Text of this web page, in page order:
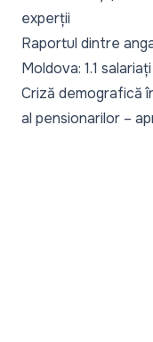
experții
Raportul dintre
Moldova: 1.1
Criză demografică
al pensionarilor –